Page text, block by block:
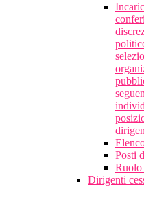
Posti
Ruolo
Dirigenti